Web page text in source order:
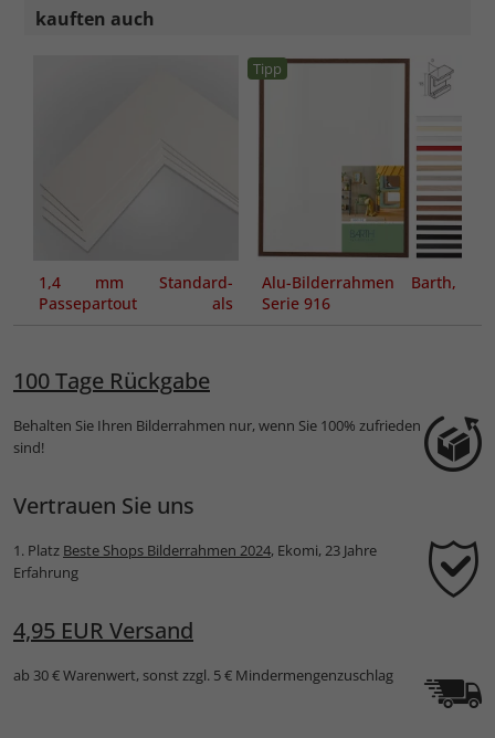
kauften auch
1,4 mm Standard-
Passepartout als
Tipp
Alu-Bilderrahmen Barth,
Serie 916
100 Tage Rückgabe
Behalten Sie Ihren Bilderrahmen nur, wenn Sie 100% zufrieden
sind!
Vertrauen Sie uns
1. Platz Beste Shops Bilderrahmen 2024, Ekomi, 23 Jahre
Erfahrung
4,95 EUR Versand
ab 30 € Warenwert, sonst zzgl. 5 € Mindermengenzuschlag